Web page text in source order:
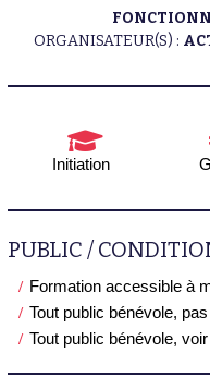
ORGANISATEUR(S) :
Initiation
PUBLIC /
Formation accessible à
Tout public bénévole,
Tout public bénévole,